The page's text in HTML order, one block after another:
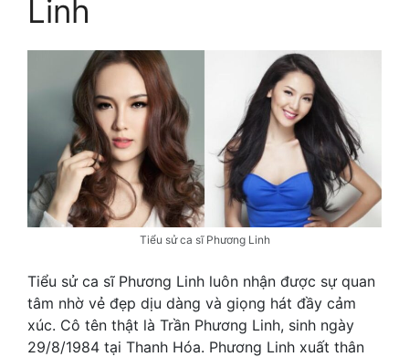
Linh
Tiểu sử ca sĩ Phương Linh
Tiểu sử ca sĩ Phương Linh luôn nhận được sự quan
tâm nhờ vẻ đẹp dịu dàng và giọng hát đầy cảm
xúc. Cô tên thật là Trần Phương Linh, sinh ngày
29/8/1984 tại Thanh Hóa. Phương Linh xuất thân